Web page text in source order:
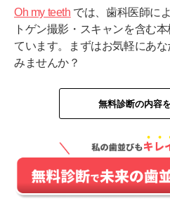
Oh my teeth では、歯科医師に
トゲン撮影・スキャンを含む
ています。まずはお気軽にあ
みませんか？
無料診断の内容